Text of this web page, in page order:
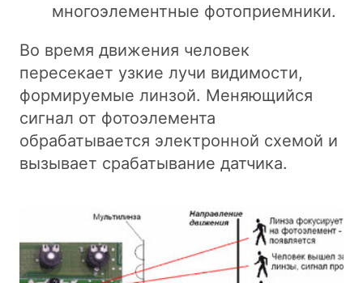
многоэлементные фотоприемники.
Во время движения человек
пересекает узкие лучи видимости,
формируемые линзой. Меняющийся
сигнал от фотоэлемента
обрабатывается электронной схемой и
вызывает срабатывание датчика.